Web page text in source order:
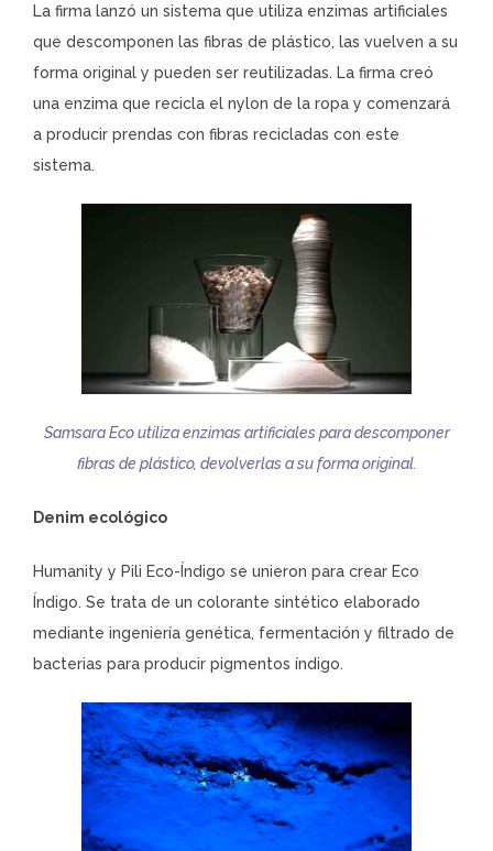
La firma lanzó un sistema que utiliza enzimas artificiales
que descomponen las fibras de plástico, las vuelven a su
forma original y pueden ser reutilizadas. La firma creó
una enzima que recicla el nylon de la ropa y comenzará
a producir prendas con fibras recicladas con este
sistema.
Samsara Eco utiliza enzimas artificiales para descomponer
fibras de plástico, devolverlas a su forma original.
Denim ecológico
Humanity y Pili Eco-Índigo se unieron para crear Eco
Índigo. Se trata de un colorante sintético elaborado
mediante ingeniería genética, fermentación y filtrado de
bacterias para producir pigmentos índigo.